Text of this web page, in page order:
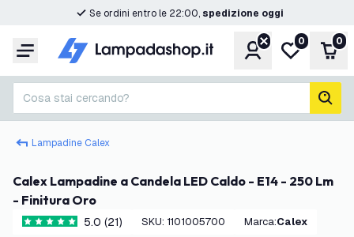
Se ordini entro le 22:00, spedizione oggi
Menu Account
Lista
0 0
Cosa stai cercando?
Lampadine Calex
Calex Lampadine a Candela LED Caldo - E14 - 250 Lm
- Finitura Oro
5 stelle di valutazione
5.0 (21) SKU: 1101005700 Marca: Calex